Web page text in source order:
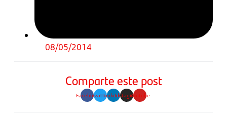
08/05/2014
Comparte este post
FacebookTwitterLinkedinInstagramYoutube